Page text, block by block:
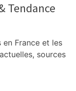
Tendance
en France et les
sources